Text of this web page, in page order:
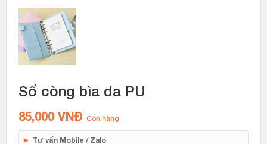
Sổ còng bìa da PU
85,000 VNĐ Còn hàng
► Tư vấn Mobile / Zalo